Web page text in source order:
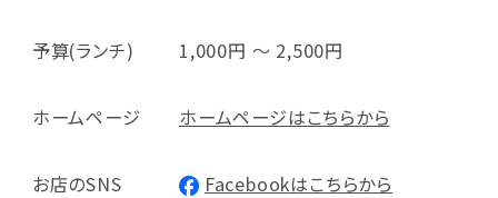
予算(ランチ) 1,000円 ～ 2,500円
ホームページ ホームページはこちらから
お店のSNS Facebookはこちらから